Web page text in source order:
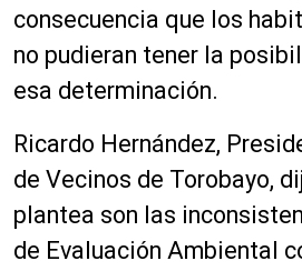
consecuencia que los
no pudieran tener la
esa determinación.
Ricardo Hernández,
de Vecinos de Torobayo,
plantea son las
de Evaluación Ambiental